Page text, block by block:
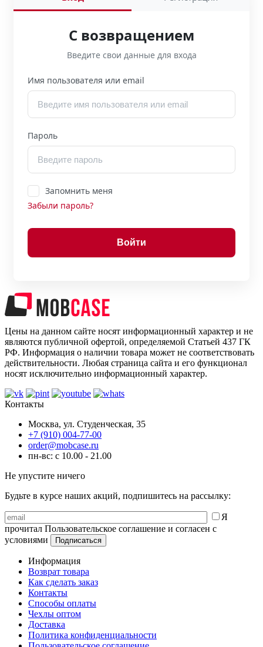
С возвращением
Введите свои данные для входа
Имя пользователя или email
Пароль
Запомнить меня
Забыли пароль?
Войти
Цены на данном сайте носят информационный характер и не
являются публичной офертой, определяемой Статьей 437 ГК
РФ. Информация о наличии товара может не соответствовать
действительности. Любая страница сайта и его функционал
носят исключительно информационный характер.
Контакты
Москва, ул. Студенческая, 35
+7 (910) 004-77-00
order@mobcase.ru
пн-вс: с 10.00 - 21.00
Не упустите ничего
Будьте в курсе наших акций, подпишитесь на рассылку:
Я
прочитал Пользовательское соглашение и согласен с
условиями
Информация
Возврат товара
Как сделать заказ
Контакты
Способы оплаты
Чехлы оптом
Доставка
Политика конфиденциальности